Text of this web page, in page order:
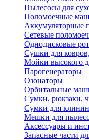
Пылесосы для
Поломоечные
Аккумуляторные
Сетевые
Однодисковые
Сушки для
Мойки высокого
Парогенераторы
Озонаторы
Орбитальные
Сумки, рюкзаки,
Сумки для
Мешки для
Аксессуары и
Запасные части